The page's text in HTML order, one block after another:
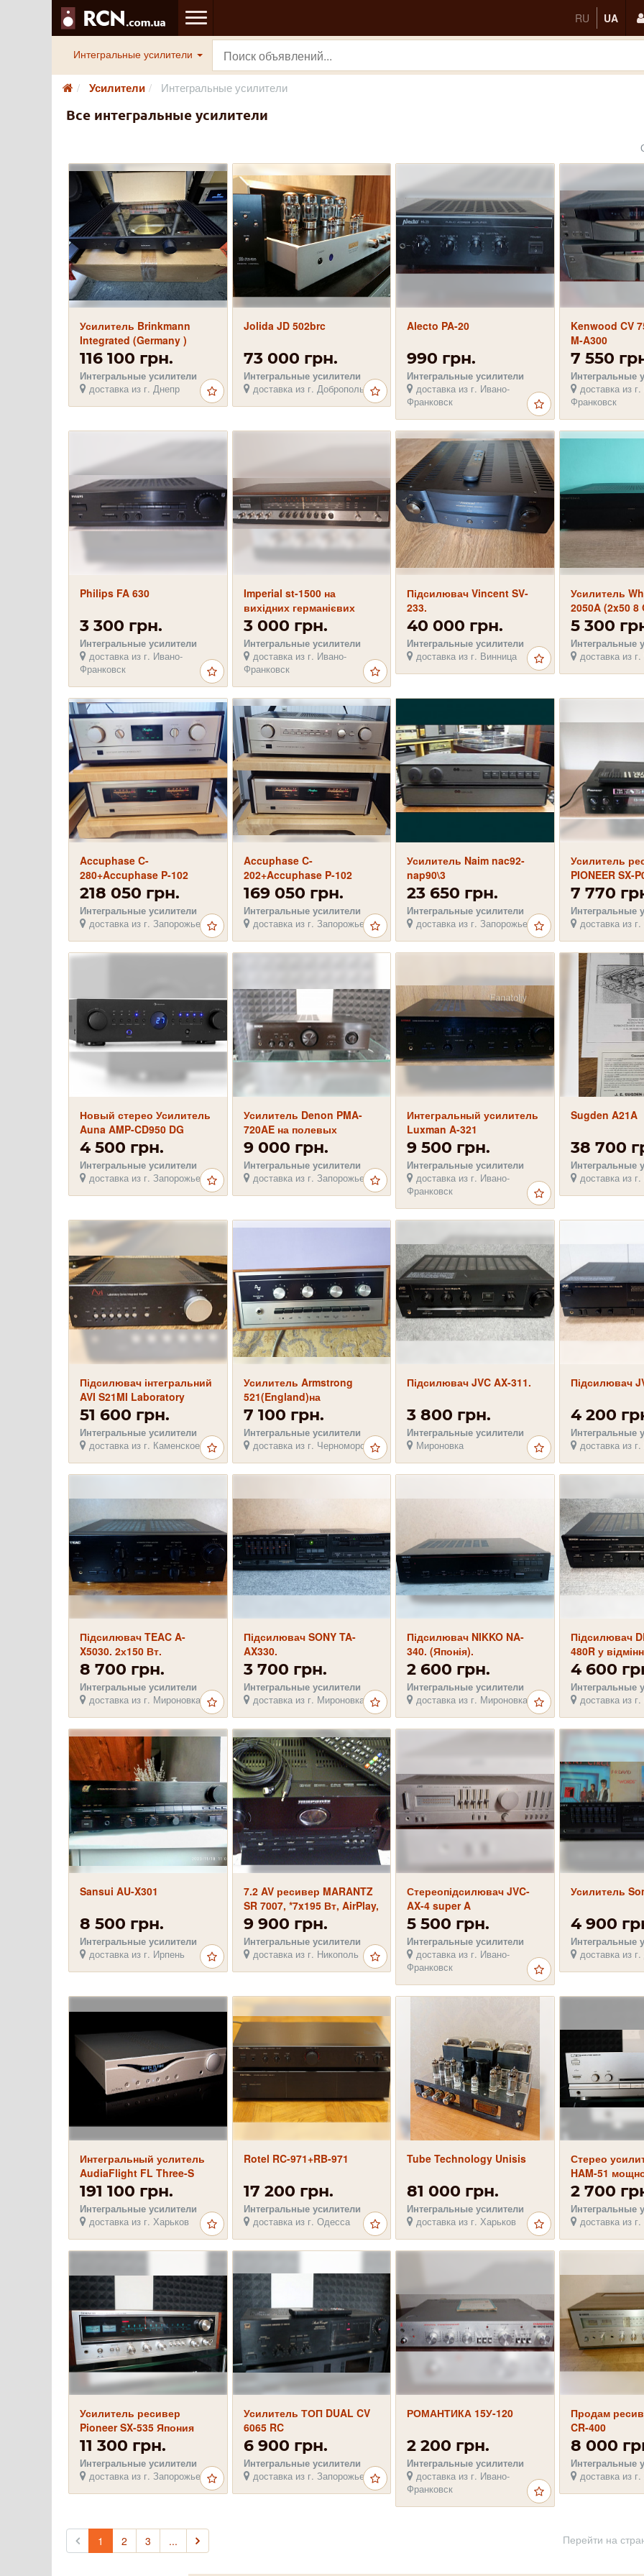
RU UA
Интегральные усилители
Усилители Интегральные усилители
Все интегральные усилители
Усилитель Brinkmann
Integrated (Germany )
116 100 грн.
Интегральные усилители
доставка из г. Днепр
Jolida JD 502brc
73 000 грн.
Интегральные усилители
доставка из г. Доброполье
Alecto PA-20
990 грн.
Интегральные усилители
доставка из г. Ивано-
Франковск
Kenwood CV
M-A300
7 550
Интегральные
доставка из
Франковск
Philips FA 630
3 300 грн.
Интегральные усилители
доставка из г. Ивано-
Франковск
Imperial st-1500 на
вихідних германієвих
транзисторах
3 000 грн.
Интегральные усилители
доставка из г. Ивано-
Франковск
Підсилювач Vincent SV-
233.
40 000 грн.
Интегральные усилители
доставка из г. Винница
Усилитель
2050A (2x50 8
5 300
Интегральные
доставка из
Accuphase C-
280+Accuphase P-102
усилители!
218 050 грн.
Интегральные усилители
доставка из г. Запорожье
Accuphase C-
202+Accuphase P-102
усилители!
169 050 грн.
Интегральные усилители
доставка из г. Запорожье
Усилитель Naim nac92-
nap90\3
23 650 грн.
Интегральные усилители
доставка из г. Запорожье
Усилитель
PIONEER SX-
класса D
4Ом
7 770
Интегральные
доставка из
Новый стерео Усилитель
Auna AMP-CD950 DG
4 500 грн.
Интегральные усилители
доставка из г. Запорожье
Усилитель Denon PMA-
720AE на полевых
транзисторах Toshiba в
идеале
9 000 грн.
Интегральные усилители
доставка из г. Запорожье
Интегральный усилитель
Luxman A-321
9 500 грн.
Интегральные усилители
доставка из г. Ивано-
Франковск
Sugden A21A
38 700
Интегральные
доставка из
Підсилювач інтегральний
AVI S21MI Laboratory
series
51 600 грн.
Интегральные усилители
доставка из г. Каменское
Усилитель Armstrong
521(England)на
германивых транзисторах
7 100 грн.
Интегральные усилители
доставка из г. Черноморск
Підсилювач JVC AX-311.
3 800 грн.
Интегральные усилители
Мироновка
Підсилювач
4 200
Интегральные
доставка из
Підсилювач TEAC A-
X5030. 2х150 Вт.
8 700 грн.
Интегральные усилители
доставка из г. Мироновка
Підсилювач SONY TA-
AX330.
3 700 грн.
Интегральные усилители
доставка из г. Мироновка
Підсилювач NIKKO NA-
340. (Японія).
2 600 грн.
Интегральные усилители
доставка из г. Мироновка
Підсилювач
480R у
4 600
Интегральные
доставка из
Sansui AU-X301
8 500 грн.
Интегральные усилители
доставка из г. Ирпень
7.2 AV ресивер MARANTZ
SR 7007, *7x195 Вт, AirPlay,
3D, 4K, HDMI пульт
микрофон - ушёл в
защиту
9 900 грн.
Интегральные усилители
доставка из г. Никополь
Стереопідсилювач JVC-
AX-4 super A
5 500 грн.
Интегральные усилители
доставка из г. Ивано-
Франковск
Усилитель
4 900
Интегральные
доставка из
Интегральный услитель
AudiaFlight FL Three-S
191 100 грн.
Интегральные усилители
доставка из г. Харьков
Rotel RC-971+RB-971
17 200 грн.
Интегральные усилители
доставка из г. Одесса
Tube Technology Unisis
81 000 грн.
Интегральные усилители
доставка из г. Харьков
Стерео
HAM-51
Вт
2 700
Интегральные
доставка из
Усилитель ресивер
Pioneer SX-535 Япония
1974г. Идеал
11 300 грн.
Интегральные усилители
доставка из г. Запорожье
Усилитель ТОП DUAL CV
6065 RC
6 900 грн.
Интегральные усилители
доставка из г. Запорожье
РОМАНТИКА 15У-120
2 200 грн.
Интегральные усилители
доставка из г. Ивано-
Франковск
Продам
CR-400
8 000
Интегральные
доставка из
Перейти на
1 2 3 ...